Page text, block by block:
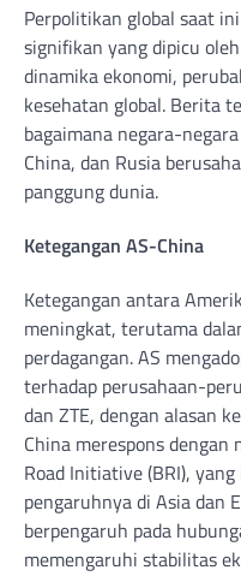
Perpolitikan global saat
signifikan yang dipicu
dinamika ekonomi,
kesehatan global. Berita
bagaimana negara-
China, dan Rusia
panggung dunia.
Ketegangan AS-China
Ketegangan antara
meningkat, terutama
perdagangan. AS
terhadap perusahaan-
dan ZTE, dengan alasan
China merespons
Road Initiative (BRI),
pengaruhnya di Asia dan
berpengaruh pada
memengaruhi stabilitas